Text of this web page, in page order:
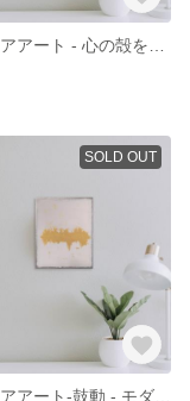
SOLD OUT